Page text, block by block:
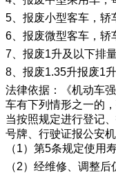
5、报废小型客车，轿
6、报废微型客车，轿
7、报废1升及以下排
8、报废1.35升报废1
法律依据：《机动车
车有下列情形之一的
当按照规定进行登记
号牌、行驶证报公安
（1）第5条规定使用
（2）经维修、调整